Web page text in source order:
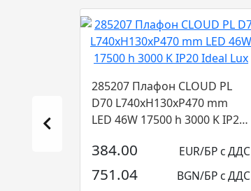
285207 Плафон CLOUD PL
D70 L740xH130xP470 mm
LED 46W 17500 h 3000 K IP20
384.00 EUR/БР с ДДС
751.04 BGN/БР с ДДС